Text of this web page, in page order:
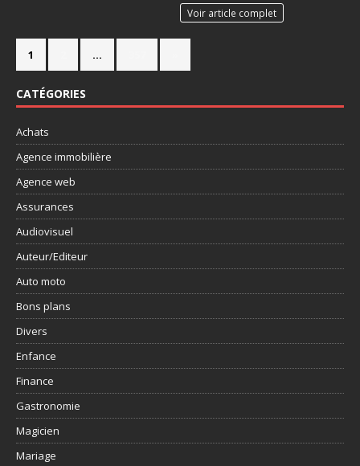
Voir article complet
1 …
CATÉGORIES
Achats
Agence immobilière
Agence web
Assurances
Audiovisuel
Auteur/Editeur
Auto moto
Bons plans
Divers
Enfance
Finance
Gastronomie
Magicien
Mariage